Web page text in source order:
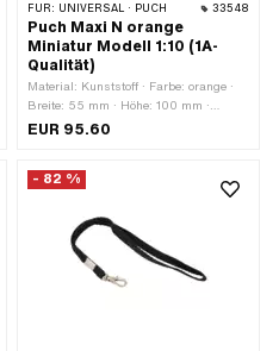
FÜR: UNIVERSAL · PUCH 33548
Puch Maxi N orange
Miniatur Modell 1:10 (1A-
Qualität)
Material: Kunststoff · Farbe: orange ·
Breite: 55 mm · Höhe: 100 mm ·
Gesamtlänge: 165 mm
EUR 95.60
- 82 %